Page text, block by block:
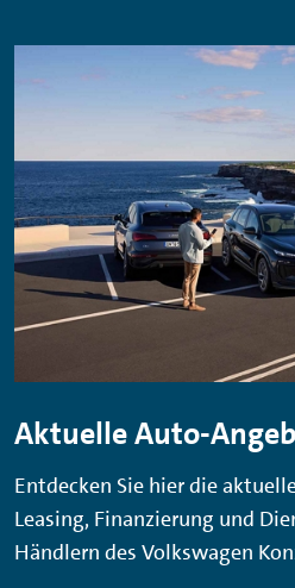
Aktuelle Auto-
Entdecken Sie hier die
Leasing, Finanzierung und
Händlern des Volkswagen